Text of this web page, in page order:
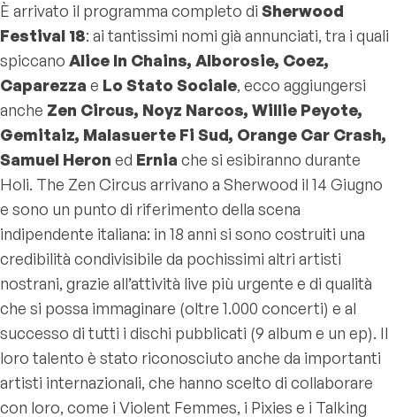
È arrivato il programma completo di Sherwood
Festival 18: ai tantissimi nomi già annunciati, tra i quali
spiccano Alice In Chains, Alborosie, Coez,
Caparezza e Lo Stato Sociale, ecco aggiungersi
anche Zen Circus, Noyz Narcos, Willie Peyote,
Gemitaiz, Malasuerte Fi Sud, Orange Car Crash,
Samuel Heron ed Ernia che si esibiranno durante
Holi. The Zen Circus arrivano a Sherwood il 14 Giugno
e sono un punto di riferimento della scena
indipendente italiana: in 18 anni si sono costruiti una
credibilità condivisibile da pochissimi altri artisti
nostrani, grazie all’attività live più urgente e di qualità
che si possa immaginare (oltre 1.000 concerti) e al
successo di tutti i dischi pubblicati (9 album e un ep). Il
loro talento è stato riconosciuto anche da importanti
artisti internazionali, che hanno scelto di collaborare
con loro, come i Violent Femmes, i Pixies e i Talking